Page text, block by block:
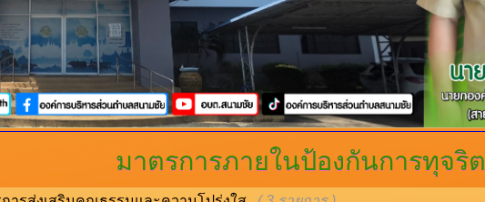
มาตรการภายในป้องกันการทุจริต